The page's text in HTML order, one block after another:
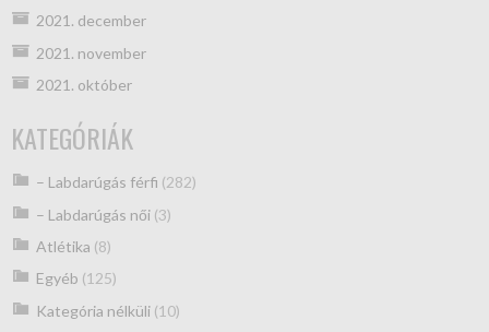
2021. december
2021. november
2021. október
KATEGÓRIÁK
– Labdarúgás férfi (282)
– Labdarúgás női(3)
Atlétika (8)
Egyéb (125)
Kategória nélküli(10)